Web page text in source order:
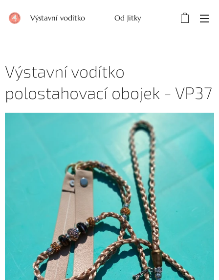
Výstavní vodítko Od Jitky
Výstavní vodítko
polostahovací obojek - VP37